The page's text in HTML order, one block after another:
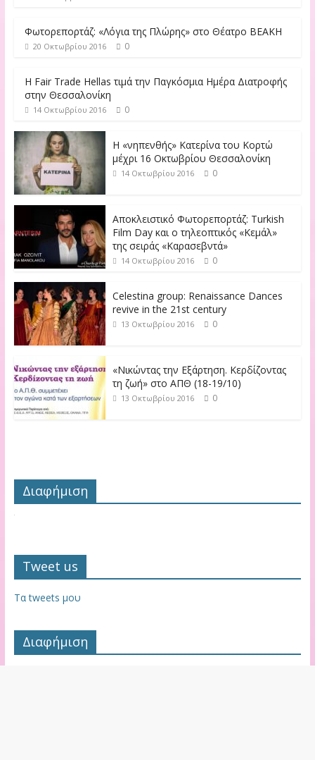
Φωτορεπορτάζ: «Λόγια της Πλώρης» στο Θέατρο ΒΕΑΚΗ
20 Οκτωβρίου 2016 0
Η Fair Trade Hellas τιμά την Παγκόσμια Ημέρα Διατροφής
στην Θεσσαλονίκη
14 Οκτωβρίου 2016 0
Η «νηπενθής» Κατερίνα του Κορτώ
μέχρι 16 Οκτωβρίου Θεσσαλονίκη
14 Οκτωβρίου 2016 0
Αποκλειστικό Φωτορεπορτάζ: Turkish
Film Day και ο τηλεοπτικός «Κεμάλ»
της σειράς «Καρασεβντά»
14 Οκτωβρίου 2016 0
Celestina group: Renaissance Dances
revive in the 21st century
13 Οκτωβρίου 2016 0
«Νικώντας την Εξάρτηση. Κερδίζοντας
τη ζωή» στο ΑΠΘ (18-19/10)
13 Οκτωβρίου 2016 0
Διαφήμιση
Tweet us
Τα tweets μου
Διαφήμιση